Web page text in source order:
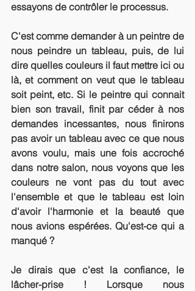
essayons de contrôler le processus.
C'est comme demander à un peintre de
nous peindre un tableau, puis, de lui
dire quelles couleurs il faut mettre ici ou
là, et comment on veut que le tableau
soit peint, etc. Si le peintre qui connait
bien son travail, finit par céder à nos
demandes incessantes, nous finirons
pas avoir un tableau avec ce que nous
avons voulu, mais une fois accroché
dans notre salon, nous voyons que les
couleurs ne vont pas du tout avec
l'ensemble et que le tableau est loin
d'avoir l'harmonie et la beauté que
nous avions espérées. Qu'est-ce qui a
manqué ?
Je dirais que c'est la confiance, le
lâcher-prise ! Lorsque nous